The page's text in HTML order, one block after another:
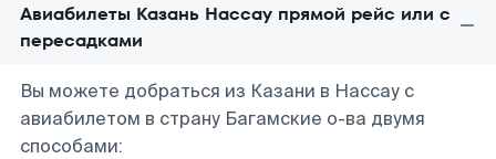
Авиабилеты Казань Нассау прямой рейс или с
пересадками
Вы можете добраться из Казани в Нассау с
авиабилетом в страну Багамские о-ва двумя
способами: